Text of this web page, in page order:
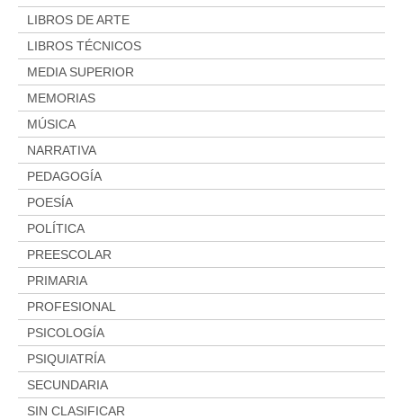
LIBROS DE ARTE
LIBROS TÉCNICOS
MEDIA SUPERIOR
MEMORIAS
MÚSICA
NARRATIVA
PEDAGOGÍA
POESÍA
POLÍTICA
PREESCOLAR
PRIMARIA
PROFESIONAL
PSICOLOGÍA
PSIQUIATRÍA
SECUNDARIA
SIN CLASIFICAR